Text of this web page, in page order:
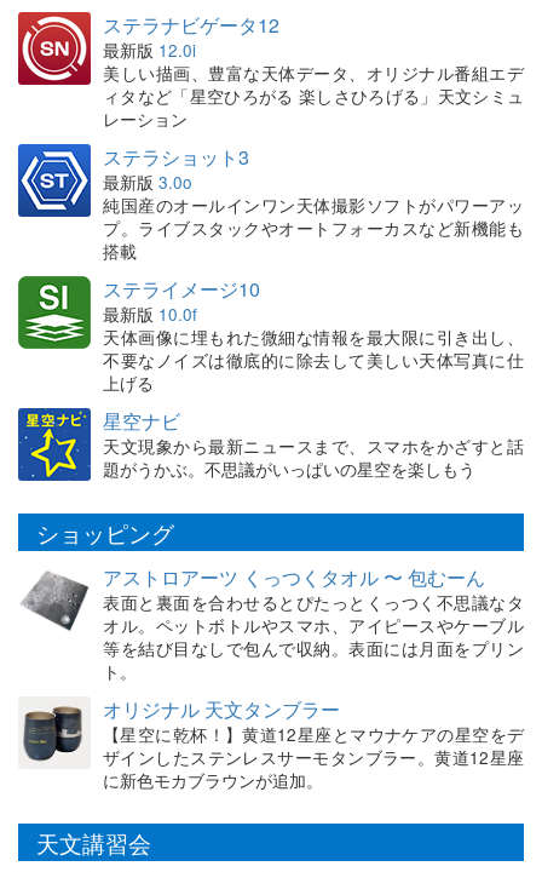
ステラナビゲータ12
最新版 12.0i
美しい描画、豊富な天体データ、オリジナル番組エデ
ィタなど「星空ひろがる 楽しさひろげる」天文シミュ
レーション
ステラショット3
最新版 3.0o
純国産のオールインワン天体撮影ソフトがパワーアッ
プ。ライブスタックやオートフォーカスなど新機能も
搭載
ステライメージ10
最新版 10.0f
天体画像に埋もれた微細な情報を最大限に引き出し、
不要なノイズは徹底的に除去して美しい天体写真に仕
上げる
星空ナビ
天文現象から最新ニュースまで、スマホをかざすと話
題がうかぶ。不思議がいっぱいの星空を楽しもう
ショッピング
アストロアーツ くっつくタオル 〜 包むーん
表面と裏面を合わせるとぴたっとくっつく不思議なタ
オル。ペットボトルやスマホ、アイピースやケーブル
等を結び目なしで包んで収納。表面には月面をプリン
ト。
オリジナル 天文タンブラー
【星空に乾杯！】黄道12星座とマウナケアの星空をデ
ザインしたステンレスサーモタンブラー。黄道12星座
に新色モカブラウンが追加。
天文講習会